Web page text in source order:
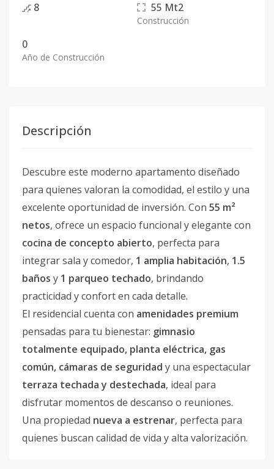
8 55 Mt2
Construcción
0
Año de Construcción
Descripción
Descubre este moderno apartamento diseñado
para quienes valoran la comodidad, el estilo y una
excelente oportunidad de inversión. Con 55 m²
netos, ofrece un espacio funcional y elegante con
cocina de concepto abierto, perfecta para
integrar sala y comedor, 1 amplia habitación, 1.5
baños y 1 parqueo techado, brindando
practicidad y confort en cada detalle.
El residencial cuenta con amenidades premium
pensadas para tu bienestar: gimnasio
totalmente equipado, planta eléctrica, gas
común, cámaras de seguridad y una espectacular
terraza techada y destechada, ideal para
disfrutar momentos de descanso o reuniones.
Una propiedad nueva a estrenar, perfecta para
quienes buscan calidad de vida y alta valorización.